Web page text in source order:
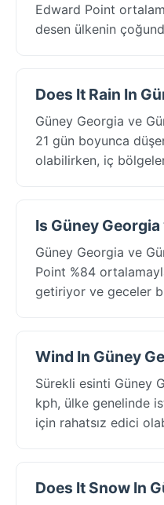
Edward Point
desen ülkenin
Does It Rain In
Güney Georgia ve
21 gün boyunca
olabilirken, iç
Is Güney Georgia
Güney Georgia ve
Point %84
getiriyor ve geceler
Wind In Güney
Sürekli esinti Güney
kph, ülke genelinde
için rahatsız edici
Does It Snow In